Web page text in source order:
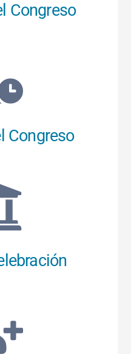
Congreso
Congreso